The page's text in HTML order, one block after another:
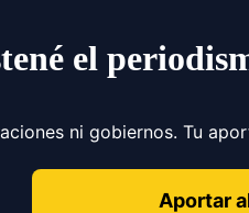
el
ni gobiernos. Tu
Aportar